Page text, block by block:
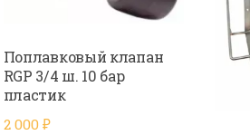
Поплавковый клапан
RGP 3/4 ш. 10 бар
пластик
2 000 ₽